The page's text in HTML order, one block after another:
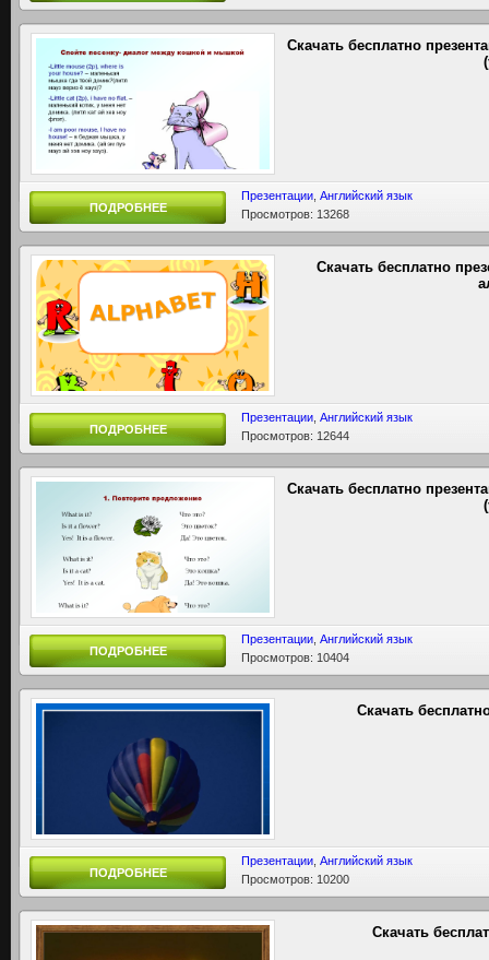
Скачать бесплатно
ПОДРОБНЕЕ
Презентации Английский язык
Просмотров: 13268
Скачать бесплатно
ПОДРОБНЕЕ
Презентации Английский язык
Просмотров: 12644
Скачать бесплатно
ПОДРОБНЕЕ
Презентации Английский язык
Просмотров: 10404
Скачать
ПОДРОБНЕЕ
Презентации Английский язык
Просмотров: 10200
Скачать